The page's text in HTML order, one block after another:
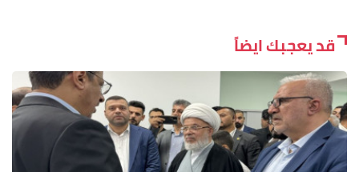
قد يعجبك ايضاً